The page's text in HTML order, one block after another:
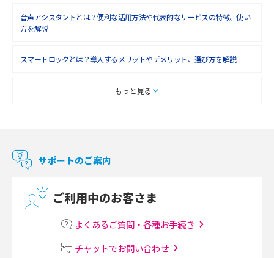
音声アシスタントとは？便利な活用方法や代表的なサービスの特徴、使い
方を解説
スマートロックとは？導入するメリットやデメリット、選び方を解説
スマートテレビとは？特徴や選び方、使い方をわかりやすく解説
マンションで使えるWi-Fiは？種類ごとの特徴や選び方を紹介
マンションで光回線の利用を始める手順は？設備状況の確認方法も解説
Wi-Fiルーターの設定方法をわかりやすく解説！事前に準備すべきものも紹
もっと見る
サポートのご案内
ご利用中のお客さま
よくあるご質問・各種お手続き
チャットでお問い合わせ